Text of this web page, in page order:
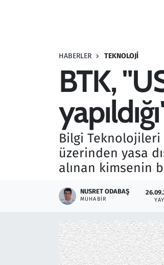
HABERLER TEKNOLOJI
BTK,
Bilgi Teknolojileri
üzerinden yasa
alınan kimsenin
NUSRET ODABAŞ
MUHABIR
Seçim 2023
Televizyon